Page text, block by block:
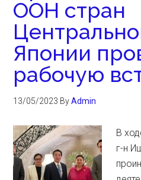
ООН стран
Японии
рабочую
13/05/2023 ByAdmin
В
г-н